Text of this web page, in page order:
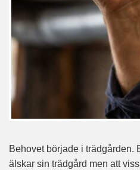
Behovet började i trädgården.
älskar sin trädgård men att